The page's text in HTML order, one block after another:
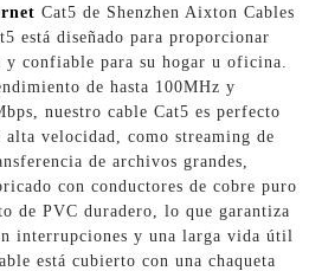
Cat5 de Shenzhen Aixton Cables
está diseñado para proporcionar
confiable para su hogar u oficina.
de hasta 100MHz y
nuestro cable Cat5 es perfecto
alta velocidad, como streaming de
de archivos grandes,
con conductores de cobre puro
de PVC duradero, lo que garantiza
interrupciones y una larga vida útil
está cubierto con una chaqueta